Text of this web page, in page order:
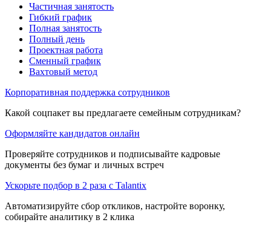
Частичная занятость
Гибкий график
Полная занятость
Полный день
Проектная работа
Сменный график
Вахтовый метод
Корпоративная поддержка сотрудников
Какой соцпакет вы предлагаете семейным сотрудникам?
Оформляйте кандидатов онлайн
Проверяйте сотрудников и подписывайте кадровые
документы без бумаг и личных встреч
Ускорьте подбор в 2 раза с Talantix
Автоматизируйте сбор откликов, настройте воронку,
собирайте аналитику в 2 клика